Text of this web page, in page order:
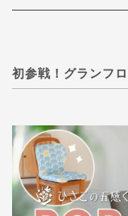
初参戦！グランフ